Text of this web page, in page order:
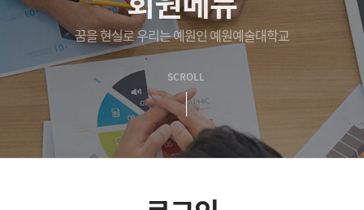
꿈을 현실로 우리는 예원인 예원예술대학교
SCROLL